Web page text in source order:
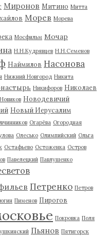
Миронов Митино Митта
Морев Морева
Мосфильм Мочар
Н.Н.Кудрявцев Н.Н.Семенов
Наймилов Насонова
Нижний Новгород Никита
Никифоров Николаев
Новиков Новодевичий
Новый Иерусалим
Огарёва Огородная
Олесько Олимпийский Ольга
Остафьево Остоженка Остров
Павелецкий Павлушенко
Петренко Петров
Пименов Пирогов
Покровка Поля
Пьянов Пятигорск